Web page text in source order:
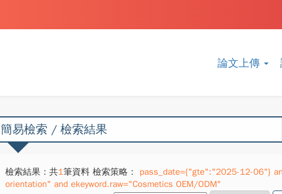
論文上傳
簡易檢索 / 檢索結果
檢索結果：共1筆資料 檢索策略：
pass_date={"gte":"2025-12-06"}
orientation" and ekeyword.raw="Cosmetics OEM/ODM"